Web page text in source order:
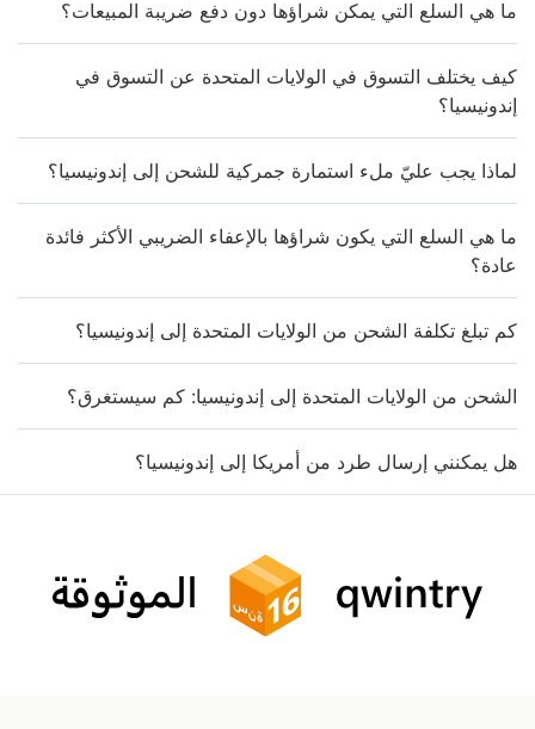
ما هي السلع التي يمكن شراؤها دون دفع ضريبة المبيعات؟
كيف يختلف التسوق في الولايات المتحدة عن التسوق في
إندونيسيا؟
لماذا يجب عليّ ملء استمارة جمركية للشحن إلى إندونيسيا؟
ما هي السلع التي يكون شراؤها بالإعفاء الضريبي الأكثر فائدة
عادة؟
كم تبلغ تكلفة الشحن من الولايات المتحدة إلى إندونيسيا؟
الشحن من الولايات المتحدة إلى إندونيسيا: كم سيستغرق؟
هل يمكنني إرسال طرد من أمريكا إلى إندونيسيا؟